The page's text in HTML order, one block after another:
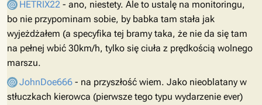
HETRIX22 - ano, niestety. Ale to ustalę na monitoringu,
bo nie przypominam sobie, by babka tam stała jak
wyjeżdżałem (a specyfika tej bramy taka, że nie da się tam
na pełnej wbić 30km/h, tylko się ciuła z prędkością wolnego
marszu.
JohnDoe666 - na przyszłość wiem. Jako nieoblatany w
stłuczkach kierowca (pierwsze tego typu wydarzenie ever)